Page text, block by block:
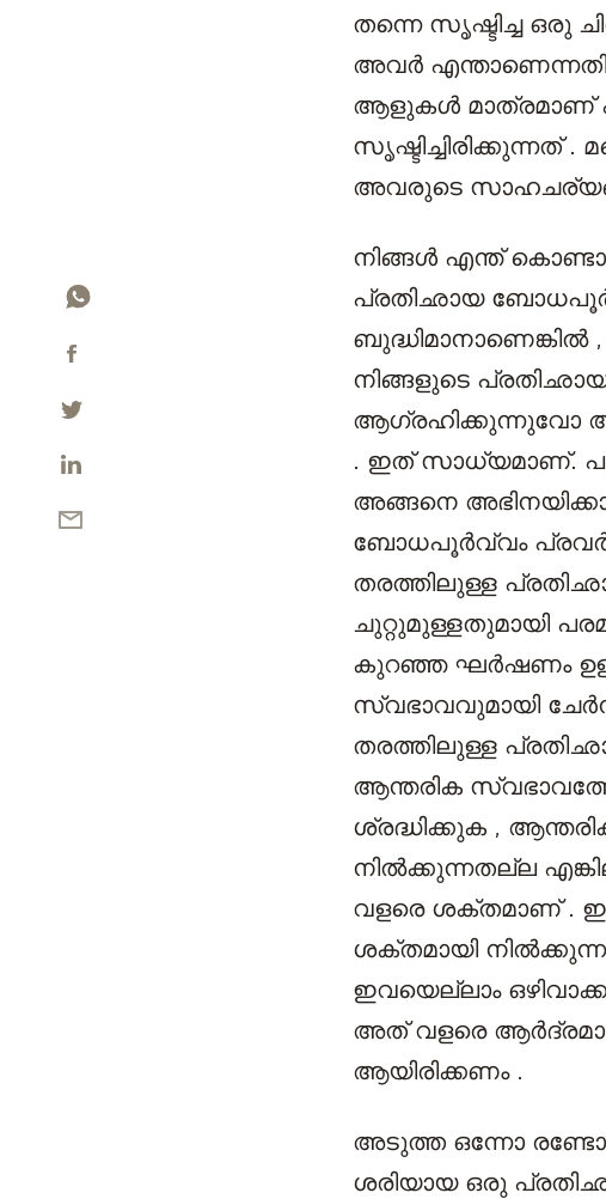
തന്നെ സൃഷ്ടിച്ച ഒരു
അവർ
ആളുകൾ മാത്രമാണ്
സൃഷ്ടിച്ചിരിക്കുന്നത്
അവരുടെ
നിങ്ങൾ എന്ത്
പ്രതിഛായ
നിങ്ങളുടെ
ആഗ്രഹിക്കുന്നുവോ ആ
. ഇത് സാധ്യമാണ്.
അങ്ങനെ
ബോധപൂർവ്വം
തരത്തിലുള്ള
ചുറ്റുമുള്ളതുമായി
കുറഞ്ഞ ഘർഷണം
സ്വഭാവവുമായി
തരത്തിലുള്ള
ആന്തരിക
ശ്രദ്ധിക്കുക ,
നിൽക്കുന്നതല്ല
വളരെ ശക്തമാണ് .
ശക്തമായി
ഇവയെല്ലാം
അത് വളരെ
ആയിരിക്കണം .
അടുത്ത ഒന്നോ രണ്ടോ
ശരിയായ ഒരു